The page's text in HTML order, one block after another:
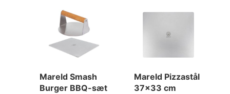
Mareld Smash
Burger BBQ-sæt
Mareld Pizzastål
37×33 cm